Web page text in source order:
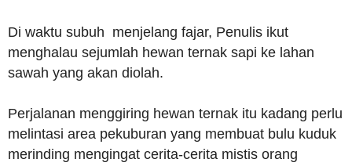
Di waktu subuh menjelang fajar, Penulis ikut
menghalau sejumlah hewan ternak sapi ke lahan
sawah yang akan diolah.
Perjalanan menggiring hewan ternak itu kadang perlu
melintasi area pekuburan yang membuat bulu kuduk
merinding mengingat cerita-cerita mistis orang